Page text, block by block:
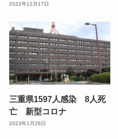
2022年12月17日
三重県1597人感染 8人死
亡 新型コロナ
2023年1月26日